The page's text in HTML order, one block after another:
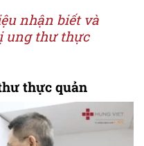
nhận biết và
ung thư thực
thực quản